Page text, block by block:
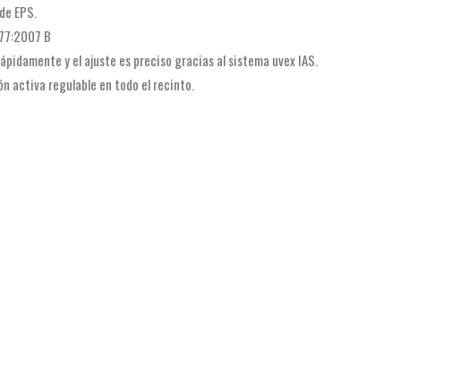
EPS.
B
y el ajuste es preciso gracias al sistema uvex IAS.
activa regulable en todo el recinto.